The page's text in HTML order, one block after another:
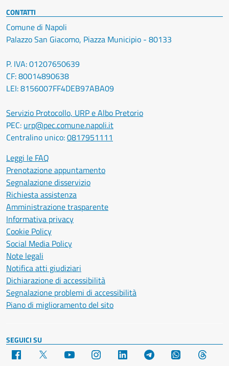
CONTATTI
Comune di Napoli
Palazzo San Giacomo, Piazza Municipio - 80133
P. IVA: 01207650639
CF: 80014890638
LEI: 8156007FF4DEB97ABA09
Servizio Protocollo, URP e Albo Pretorio
PEC: urp@pec.comune.napoli.it
Centralino unico:0817951111
Leggi le FAQ
Prenotazione appuntamento
Segnalazione disservizio
Richiesta assistenza
Amministrazione trasparente
Informativa privacy
Cookie Policy
Social Media Policy
Note legali
Notifica atti giudiziari
Dichiarazione di accessibilità
Segnalazione problemi di accessibilità
Piano di miglioramento del sito
SEGUICI SU
Facebook YouTube Instagram LinkedIn Telegram WhatsApp